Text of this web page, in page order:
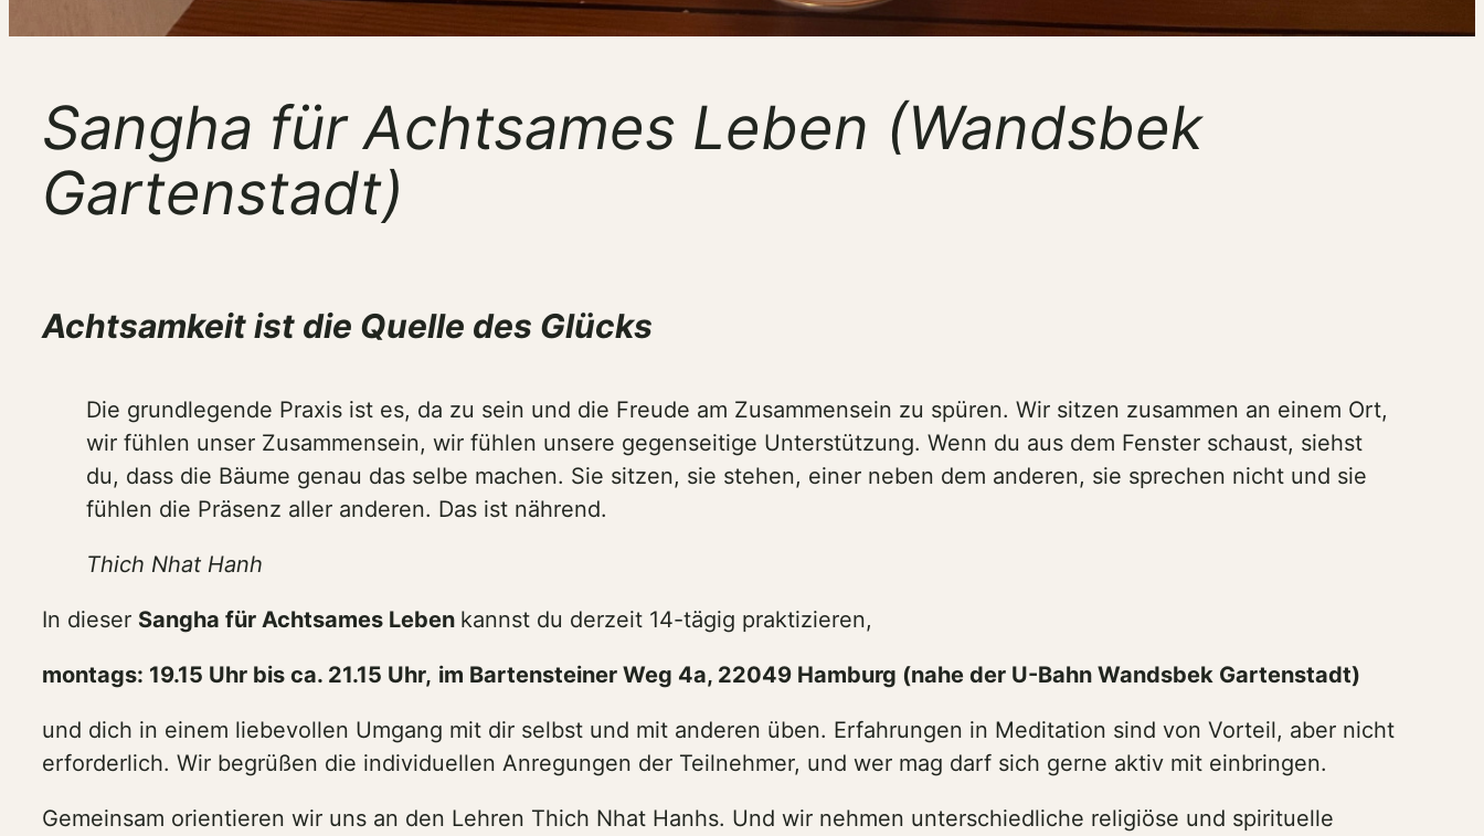
Sangha für Achtsames Leben (Wandsbek
Gartenstadt)
Achtsamkeit ist die Quelle des Glücks
Die grundlegende Praxis ist es, da zu sein und die Freude am Zusammensein zu spüren. Wir sitzen zusammen an einem Ort,
wir fühlen unser Zusammensein, wir fühlen unsere gegenseitige Unterstützung. Wenn du aus dem Fenster schaust, siehst
du, dass die Bäume genau das selbe machen. Sie sitzen, sie stehen, einer neben dem anderen, sie sprechen nicht und sie
fühlen die Präsenz aller anderen. Das ist nährend.
Thich Nhat Hanh
In dieser Sangha für Achtsames Leben kannst du derzeit 14-tägig praktizieren,
montags: 19.15 Uhr bis ca. 21.15 Uhr, im Bartensteiner Weg 4a, 22049 Hamburg (nahe der U-Bahn Wandsbek Gartenstadt)
und dich in einem liebevollen Umgang mit dir selbst und mit anderen üben. Erfahrungen in Meditation sind von Vorteil, aber nicht
erforderlich. Wir begrüßen die individuellen Anregungen der Teilnehmer, und wer mag darf sich gerne aktiv mit einbringen.
Gemeinsam orientieren wir uns an den Lehren Thich Nhat Hanhs. Und wir nehmen unterschiedliche religiöse und spirituelle